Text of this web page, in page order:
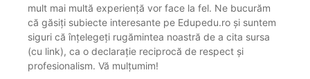
mult mai multă experiență vor face la fel. Ne bucurăm
că găsiți subiecte interesante pe Edupedu.ro și suntem
siguri că înțelegeți rugămintea noastră de a cita sursa
(cu link), ca o declarație reciprocă de respect și
profesionalism. Vă mulțumim!